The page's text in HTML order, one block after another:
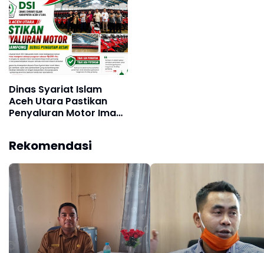
Dinas Syariat Islam
Aceh Utara Pastikan
Penyaluran Motor Imam
Rekomendasi